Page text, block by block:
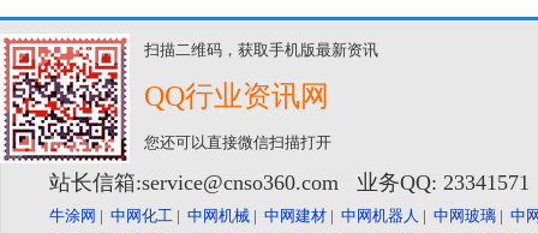
扫描二维码，获取手机版最新资讯
QQ行业资讯网
您还可以直接微信扫描打开
站长信箱:service@cnso360.com 业务QQ:
牛涂网 | 中网化工 | 中网机械 | 中网建材 | 中网机器人 | 中网玻璃 | 中